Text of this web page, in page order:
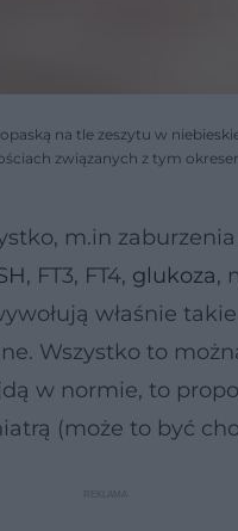
na tle zeszytu w
związanych z tym
m.in
, FT3, FT4, glukoza,
właśnie
Wszystko to
w normie, to
(może to być